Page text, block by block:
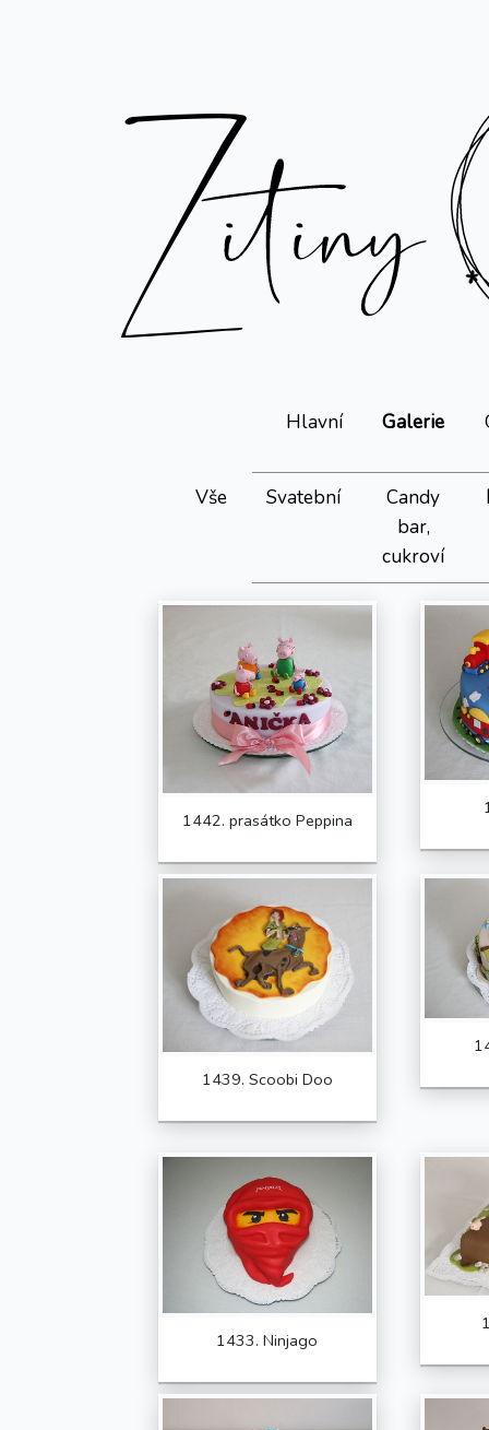
Hlavní Galerie
Vše Svatební
Candy
bar,
cukroví
1442. prasátko Peppina
1439. Scoobi Doo
1433. Ninjago